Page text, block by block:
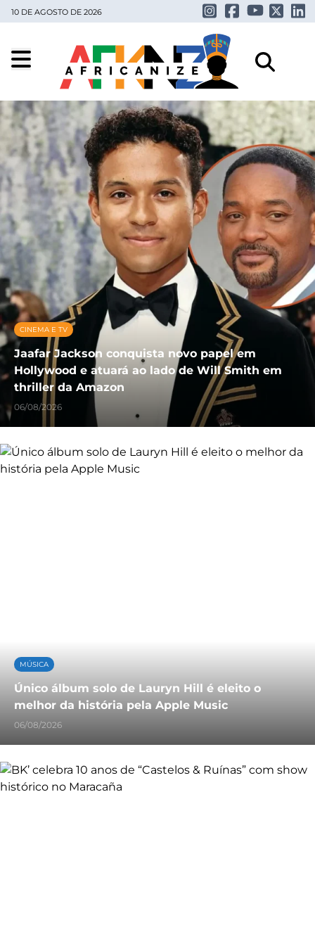
10 DE AGOSTO DE 2026
CINEMA E TV
Jaafar Jackson conquista novo papel em
Hollywood e atuará ao lado de Will Smith em
thriller da Amazon
06/08/2026
MÚSICA
Único álbum solo de Lauryn Hill é eleito o
melhor da história pela Apple Music
06/08/2026